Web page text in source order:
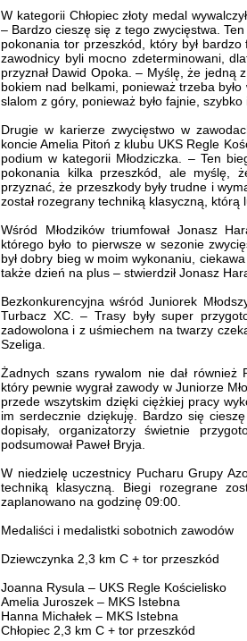
W kategorii Chłopiec złoty medal
– Bardzo cieszę się z tego zwycięstwa.
pokonania tor przeszkód, który był
zawodnicy byli mocno zdeterminowani,
przyznał Dawid Opoka. – Myślę, że jedną
bokiem nad belkami, ponieważ trzeba
slalom z góry, ponieważ było fajnie,
Drugie w karierze zwycięstwo w
koncie Amelia Pitoń z klubu UKS Regle
podium w kategorii Młodziczka. – Ten
pokonania kilka przeszkód, ale myślę,
przyznać, że przeszkody były trudne i
został rozegrany techniką klasyczną, którą
Wśród Młodzików triumfował Jonasz
którego było to pierwsze w sezonie
był dobry bieg w moim wykonaniu,
także dzień na plus – stwierdził Jonasz
Bezkonkurencyjna wśród Juniorek
Turbacz XC. – Trasy były super
zadowolona i z uśmiechem na twarzy
Szeliga.
Żadnych szans rywalom nie dał również
który pewnie wygrał zawody w Juniorze
przede wszytskim dzięki ciężkiej pracy
im serdecznie dziękuję. Bardzo się
dopisały, organizatorzy świetnie
podsumował Paweł Bryja.
W niedzielę uczestnicy Pucharu Grupy
techniką klasyczną. Biegi rozegrane
zaplanowano na godzinę 09:00.
Medaliści i medalistki sobotnich zawodów
Dziewczynka 2,3 km C + tor przeszkód
Joanna Rysula – UKS Regle Kościelisko
Amelia Juroszek – MKS Istebna
Hanna Michałek – MKS Istebna
Chłopiec 2,3 km C + tor przeszkód